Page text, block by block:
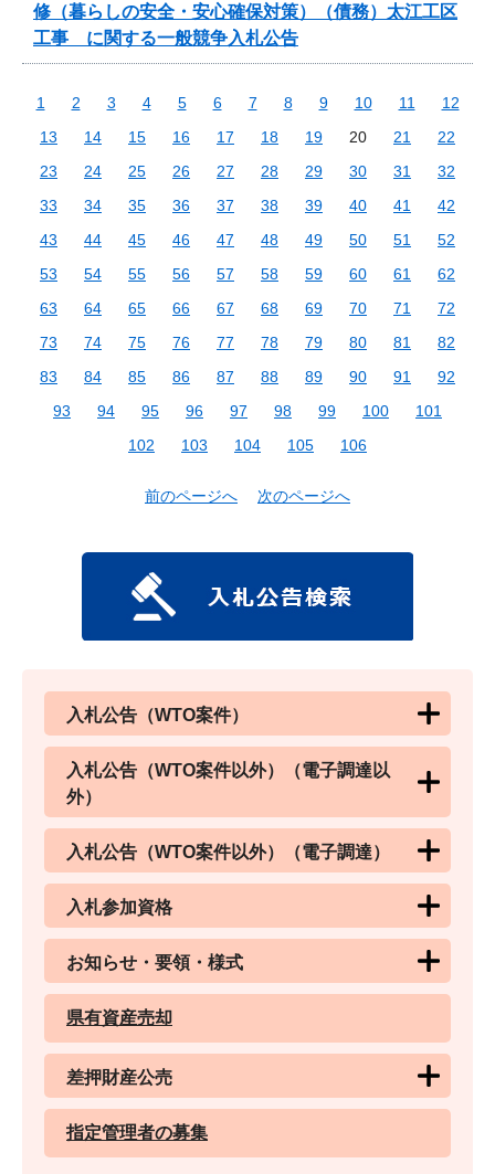
修（暮らしの安全・安心確保対策）（債務）太江工区
工事 に関する一般競争入札公告
1 2 3 4 5 6 7 8 9 10 11
12
13
14 15 16 17 18 19 20 21
22
23
24 25 26 27 28 29 30 31
32
33
34 35 36 37 38 39 40 41
42
43
44 45 46 47 48 49 50 51
52
53
54 55 56 57 58 59 60 61
62
63
64 65 66 67 68 69 70 71
72
73
74 75 76 77 78 79 80 81
82
83
84 85 86 87 88 89 90 91
92
93
94 95 96 97 98 99 100
101
102
103 104 105 106
前のページへ 次のページへ
入札公告（WTO案件）
入札公告（WTO案件以外）（電子調達以
外）
入札公告（WTO案件以外）（電子調達）
入札参加資格
お知らせ・要領・様式
県有資産売却
差押財産公売
指定管理者の募集